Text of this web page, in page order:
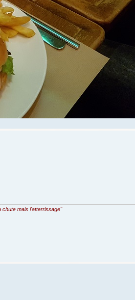
chute mais l'atterrissage"